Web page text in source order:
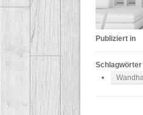
Publiziert in
Schlagwörter